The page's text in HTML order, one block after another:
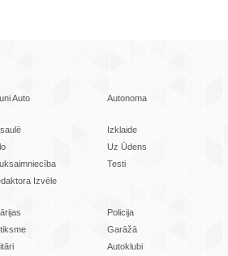
Auto Autonoma
Izklaide
Uz Ūdens
Testi
Izvēle
Policija
Garāžā
Autoklubi